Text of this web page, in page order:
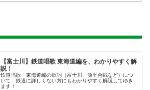
【富士川】鉄道唱歌 東海道編を、わかりやすく解
説！
鉄道唱歌 東海道編の歌詞（富士川、源平合戦など）につ
いて、鉄道に詳しくない方にもわかりやすく解説してゆき
ます！